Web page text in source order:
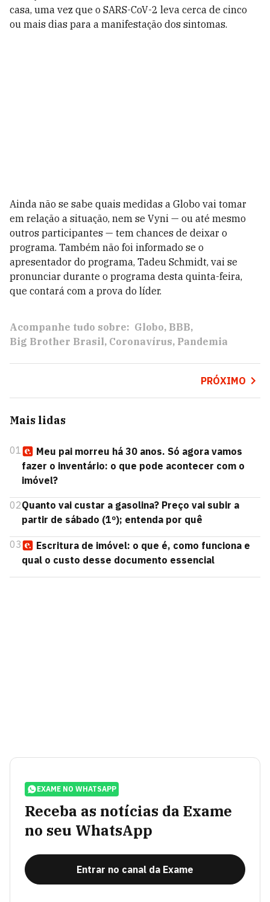
casa, uma vez que o SARS-CoV-2 leva cerca de cinco
ou mais dias para a manifestação dos sintomas.
Ainda não se sabe quais medidas a Globo vai tomar
em relação a situação, nem se Vyni — ou até mesmo
outros participantes — tem chances de deixar o
programa. Também não foi informado se o
apresentador do programa, Tadeu Schmidt, vai se
pronunciar durante o programa desta quinta-feira,
que contará com a prova do líder.
Acompanhe tudo sobre: Globo BBB
Big Brother Brasil Coronavírus Pandemia
PRÓXIMO
Mais lidas
01
Meu pai morreu há 30 anos. Só agora vamos
fazer o inventário: o que pode acontecer com o
imóvel?
02Quanto vai custar a gasolina? Preço vai subir a
partir de sábado (1º); entenda por quê
03
Escritura de imóvel: o que é, como funciona e
qual o custo desse documento essencial
EXAME NO WHATSAPP
Receba as notícias da Exame
no seu WhatsApp
Entrar no canal da Exame